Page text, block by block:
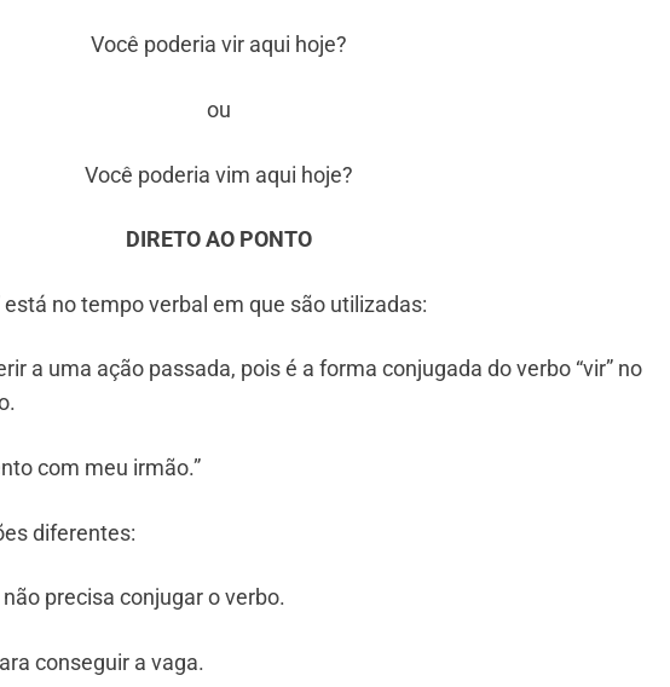
Você poderia vir aqui hoje?
ou
Você poderia vim aqui hoje?
DIRETO AO PONTO
está no tempo verbal em que são utilizadas:
a uma ação passada, pois é a forma conjugada do verbo “vir” no
com meu irmão.”
diferentes:
precisa conjugar o verbo.
conseguir a vaga.